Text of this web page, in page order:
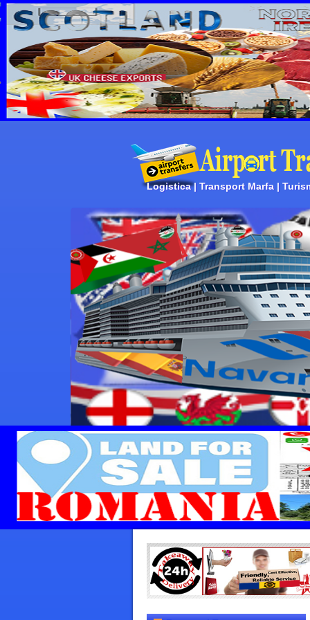
Logistica | Transport Marfa |